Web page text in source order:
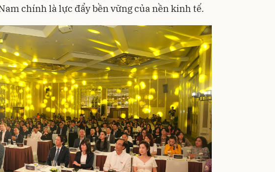
chính là lực đẩy bền vững của nền kinh tế.